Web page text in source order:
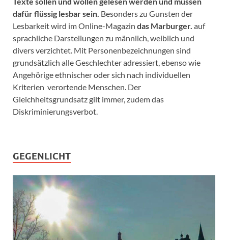
dafür flüssig lesbar sein. Besonders zu Gunsten der
Lesbarkeit wird im Online-Magazin das Marburger. auf
sprachliche Darstellungen zu männlich, weiblich und
divers verzichtet. Mit Personenbezeichnungen sind
grundsätzlich alle Geschlechter adressiert, ebenso wie
Angehörige ethnischer oder sich nach individuellen
Kriterien verortende Menschen. Der
Gleichheitsgrundsatz gilt immer, zudem das
Diskriminierungsverbot.
GEGENLICHT